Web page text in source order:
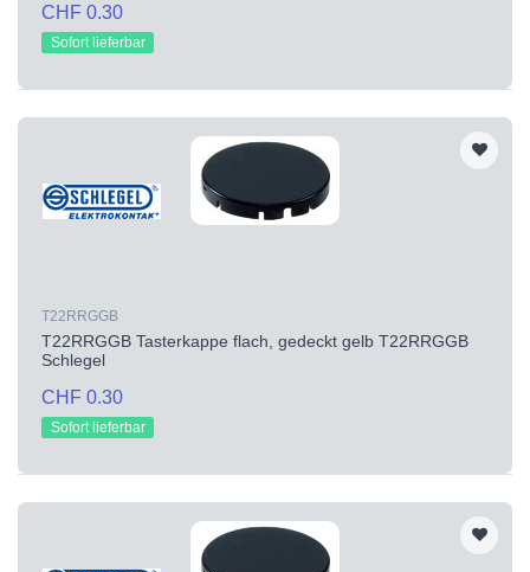
CHF 0.30
Sofort lieferbar
T22RRGGB
T22RRGGB Tasterkappe flach, gedeckt gelb T22RRGGB
Schlegel
CHF 0.30
Sofort lieferbar